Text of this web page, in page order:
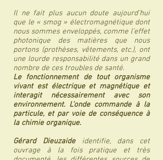
Il ne fait plus aucun doute aujourd’hui
que le « smog » électromagnétique dont
nous sommes enveloppés, comme l’effet
photonique des matières que nous
portons (prothèses, vêtements, etc.), ont
une lourde responsabilité dans un grand
nombre de ces troubles de santé.
Le fonctionnement de tout organisme
vivant est électrique et magnétique et
interagit nécessairement avec son
environnement. L’onde commande à la
particule, et par voie de conséquence à
la chimie organique.
Gérard Dieuzaide identifie, dans cet
ouvrage à la fois pratique et très